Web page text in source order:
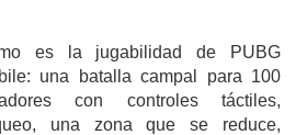
es la jugabilidad de PUBG
una batalla campal para 100
con controles táctiles,
una zona que se reduce,